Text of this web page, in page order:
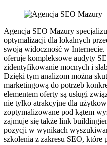
Agencja SEO Mazury
optymalizacji dla lokalnych
swoją widoczność w Internecie.
oferuje kompleksowe audyty
zidentyfikowanie mocnych i
Dzięki tym analizom można
marketingową do potrzeb
elementem oferty są usługi
nie tylko atrakcyjne dla
zoptymalizowane pod kątem
zajmuje się także link
pozycji w wynikach
szkolenia z zakresu SEO, które